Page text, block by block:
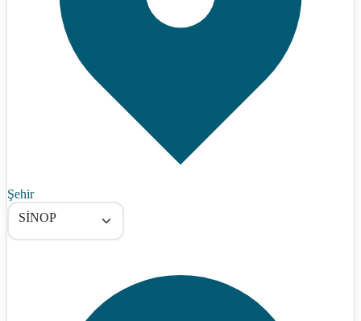
Şehir
SİNOP